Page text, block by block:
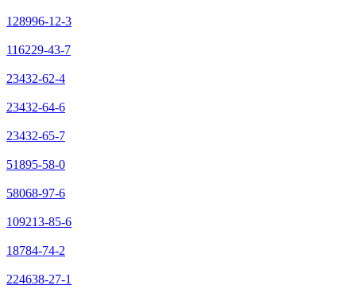
128996-12-3
116229-43-7
23432-62-4
23432-64-6
23432-65-7
51895-58-0
58068-97-6
109213-85-6
18784-74-2
224638-27-1